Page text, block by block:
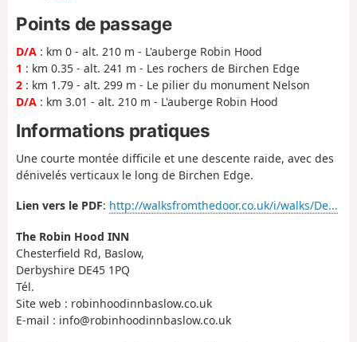
Points de passage
D/A : km 0 - alt. 210 m - L'auberge Robin Hood
1 : km 0.35 - alt. 241 m - Les rochers de Birchen Edge
2 : km 1.79 - alt. 299 m - Le pilier du monument Nelson
D/A : km 3.01 - alt. 210 m - L'auberge Robin Hood
Informations pratiques
Une courte montée difficile et une descente raide, avec des
dénivelés verticaux le long de Birchen Edge.
Lien vers le PDF: http://walksfromthedoor.co.uk/i/walks/De...
The Robin Hood INN
Chesterfield Rd, Baslow,
Derbyshire DE45 1PQ
Tél.
Site web : robinhoodinnbaslow.co.uk
E-mail : info@robinhoodinnbaslow.co.uk